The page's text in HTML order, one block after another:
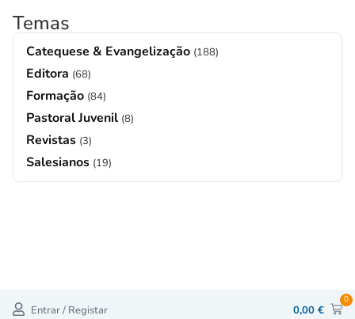
Temas
Catequese & Evangelização (188)
Editora (68)
Formação (84)
Pastoral Juvenil (8)
Revistas (3)
Salesianos (19)
Entrar / Registar 0,00 €
0